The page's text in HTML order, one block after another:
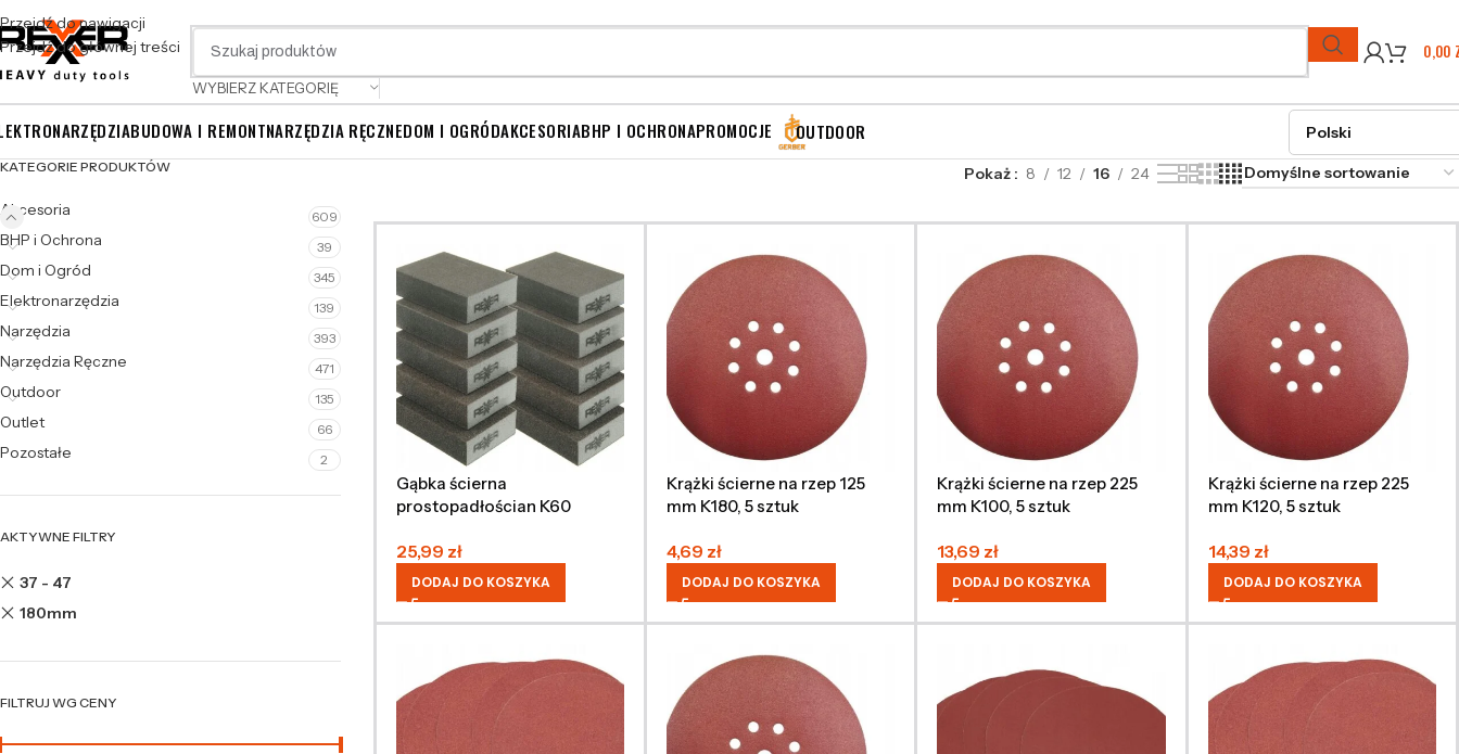
Przejdź do nawigacji
Przejdź do głównej treści
WYBIERZ KATEGORIĘ
0,00
BUDOWA I REMONTNARZĘDZIA RĘCZNEDOM I OGRÓDAKCESORIABHP I OCHRONAPROMOCJE OUTDOOR
KATEGORIE PRODUKTÓW
Akcesoria 609
BHP i Ochrona 39
Dom i Ogród 345
Elektronarzędzia 139
Narzędzia 393
Narzędzia Ręczne 471
Outdoor 135
Outlet 66
Pozostałe 2
AKTYWNE FILTRY
37 - 47
180mm
FILTRUJ WG CENY
Pokaż 8 12 16 24
Gąbka ścierna
prostopadłościan K60
25,99 zł
DODAJ DO KOSZYKA
Krążki ścierne na rzep 125
mm K180, 5 sztuk
4,69 zł
DODAJ DO KOSZYKA
Krążki ścierne na rzep 225
mm K100, 5 sztuk
13,69 zł
DODAJ DO KOSZYKA
Krążki ścierne na rzep 225
mm K120, 5 sztuk
14,39 zł
DODAJ DO KOSZYKA